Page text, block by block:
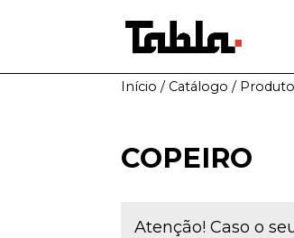
Início / Catálogo /
COPEIRO
Atenção! Caso o